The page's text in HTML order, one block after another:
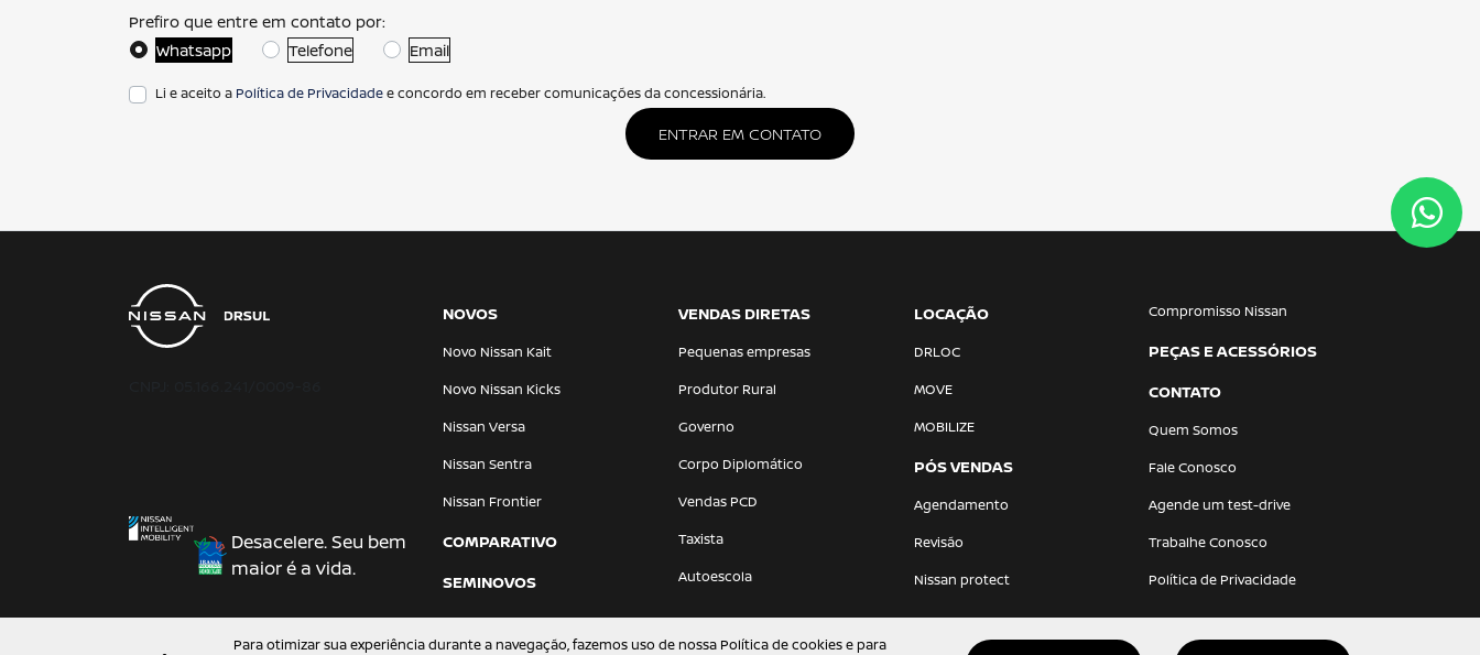
Prefiro que entre em contato por:
Whatsapp
Telefone Email
Li e aceito a Política de Privacidadee concordo em receber comunicações da concessionária.
ENTRAR EM CONTATO
Desacelere. Seu bem
maior é a vida.
NOVOS
Novo Nissan Kait
Novo Nissan Kicks
Nissan Versa
Nissan Sentra
Nissan Frontier
COMPARATIVO
SEMINOVOS
VENDAS DIRETAS
Pequenas empresas
Produtor Rural
Governo
Corpo Diplomático
Vendas PCD
Taxista
Autoescola
LOCAÇÃO
DRLOC
MOVE
MOBILIZE
PÓS VENDAS
Agendamento
Revisão
Nissan protect
Compromisso Nissan
PEÇAS E ACESSÓRIOS
CONTATO
Quem Somos
Fale Conosco
Agende um test-drive
Trabalhe Conosco
Política de Privacidade
Para otimizar sua experiência durante a navegação, fazemos uso de nossa Política de cookies e para